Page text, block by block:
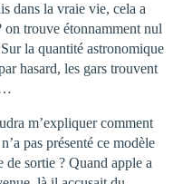
dans la vraie vie, cela a
on trouve étonnamment nul
la quantité astronomique
hasard, les gars trouvent
…
m’expliquer comment
pas présenté ce modèle
de sortie ? Quand apple a